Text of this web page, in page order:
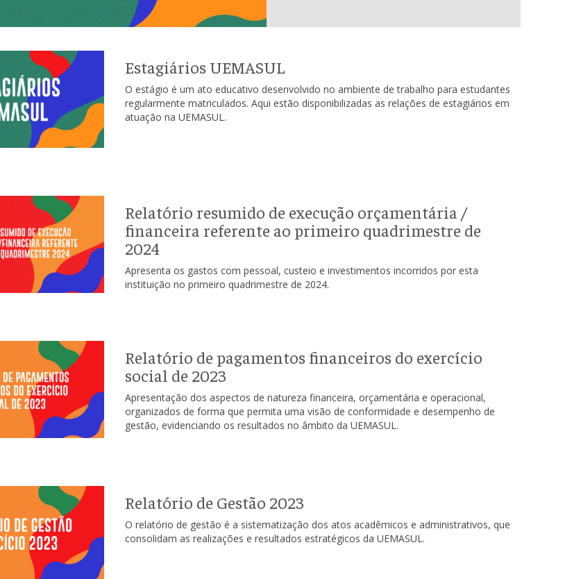
Estagiários UEMASUL
O estágio é um ato educativo desenvolvido no ambiente de trabalho para estudantes
regularmente matriculados. Aqui estão disponibilizadas as relações de estagiários em
atuação na UEMASUL.
Relatório resumido de execução orçamentária /
financeira referente ao primeiro quadrimestre de
2024
Apresenta os gastos com pessoal, custeio e investimentos incorridos por esta
instituição no primeiro quadrimestre de 2024.
Relatório de pagamentos financeiros do exercício
social de 2023
Apresentação dos aspectos de natureza financeira, orçamentária e operacional,
organizados de forma que permita uma visão de conformidade e desempenho de
gestão, evidenciando os resultados no âmbito da UEMASUL.
Relatório de Gestão 2023
O relatório de gestão é a sistematização dos atos acadêmicos e administrativos, que
consolidam as realizações e resultados estratégicos da UEMASUL.